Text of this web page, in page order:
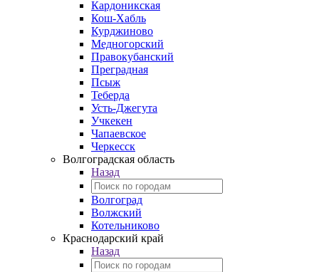
Кардоникская
Кош-Хабль
Курджиново
Медногорский
Правокубанский
Преградная
Псыж
Теберда
Усть-Джегута
Учкекен
Чапаевское
Черкесск
Волгоградская область
Назад
Волгоград
Волжский
Котельниково
Краснодарский край
Назад